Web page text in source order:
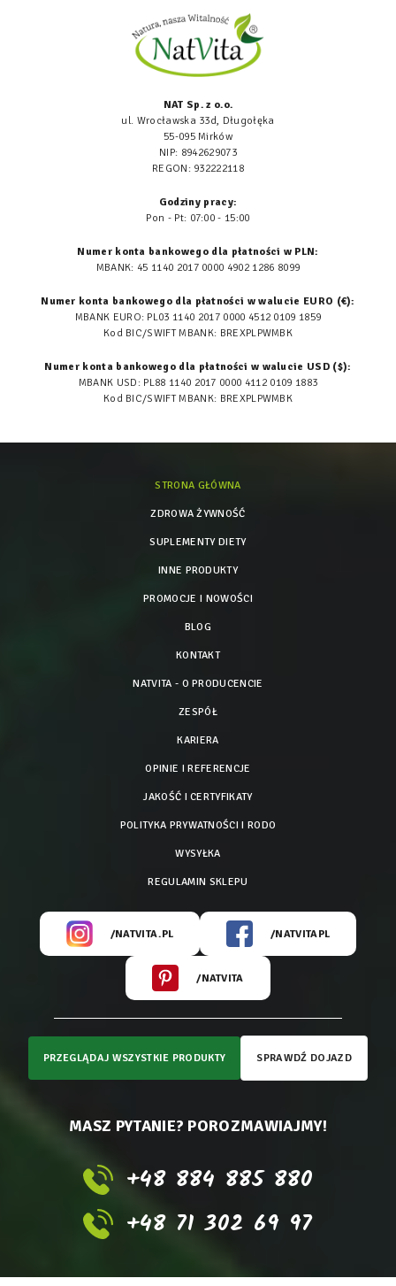
NAT Sp. z o.o.
ul. Wrocławska 33d, Długołęka
55-095 Mirków
NIP: 8942629073
REGON: 932222118
Godziny pracy:
Pon - Pt: 07:00 - 15:00
Numer konta bankowego dla płatności w PLN:
MBANK: 45 1140 2017 0000 4902 1286 8099
Numer konta bankowego dla płatności w walucie EURO (€):
MBANK EURO: PL03 1140 2017 0000 4512 0109 1859
Kod BIC/SWIFT MBANK: BREXPLPWMBK
Numer konta bankowego dla płatności w walucie USD ($):
MBANK USD: PL88 1140 2017 0000 4112 0109 1883
Kod BIC/SWIFT MBANK: BREXPLPWMBK
STRONA GŁÓWNA
ZDROWA ŻYWNOŚĆ
SUPLEMENTY DIETY
INNE PRODUKTY
PROMOCJE I NOWOŚCI
BLOG
KONTAKT
NATVITA - O PRODUCENCIE
ZESPÓŁ
KARIERA
OPINIE I REFERENCJE
JAKOŚĆ I CERTYFIKATY
POLITYKA PRYWATNOŚCI I RODO
WYSYŁKA
REGULAMIN SKLEPU
/NATVITA.PL /NATVITAPL
/NATVITA
PRZEGLĄDAJ WSZYSTKIE PRODUKTY SPRAWDŹ DOJAZD
MASZ PYTANIE? POROZMAWIAJMY!
+48 884 885 880
+48 71 302 69 97